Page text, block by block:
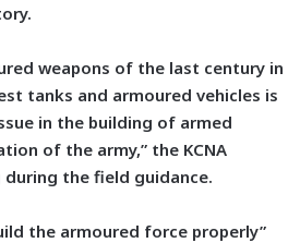
weapons of the last century in
tanks and armoured vehicles is
in the building of armed
of the army,” the KCNA
during the field guidance.
the armoured force properly”